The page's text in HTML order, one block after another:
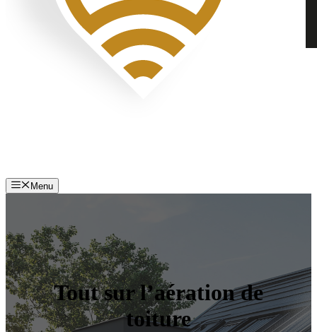
Menu
Tout sur l’aération de
toiture